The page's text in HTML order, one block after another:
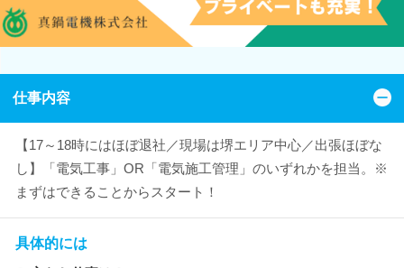
仕事内容
【17～18時にはほぼ退社／現場は堺エリア中心／出張ほぼな
し】「電気工事」OR「電気施工管理」のいずれかを担当。※
まずはできることからスタート！
具体的には